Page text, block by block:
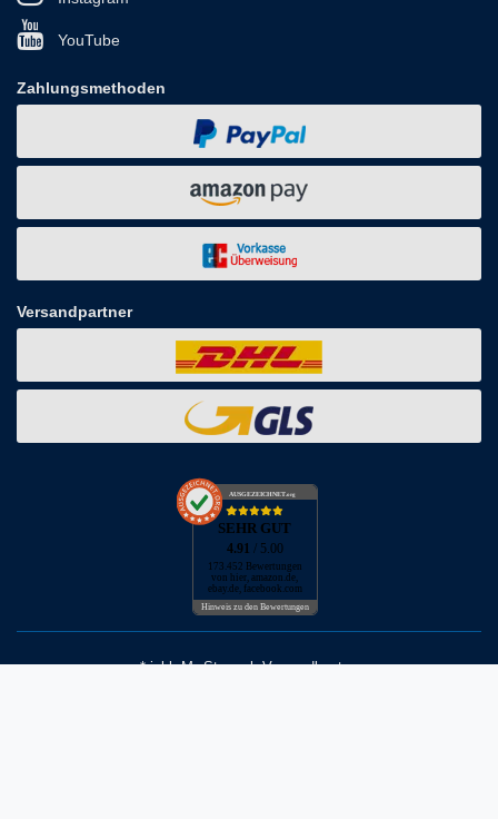
YouTube
Zahlungsmethoden
Versandpartner
AUSGEZEICHNET.org
SEHR GUT
4.91 / 5.00
173.452 Bewertungen
von hier, amazon.de,
ebay.de, facebook.com
Hinweis zu den Bewertungen
* inkl. MwSt. zzgl. Versandkosten